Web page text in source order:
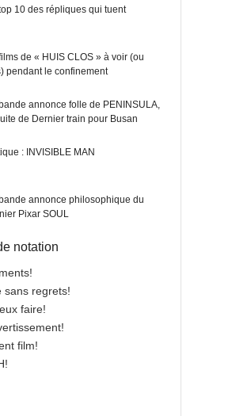
10 des répliques qui tuent
de « HUIS CLOS » à voir (ou
pendant le confinement
annonce folle de PENINSULA,
de Dernier train pour Busan
: INVISIBLE MAN
annonce philosophique du
Pixar SOUL
notation
sans regrets!
faire!
film!